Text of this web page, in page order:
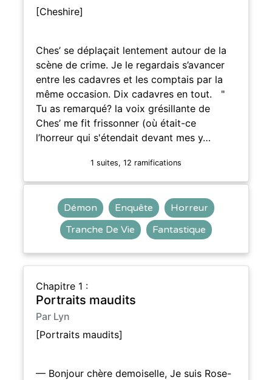
[Cheshire]
Ches’ se déplaçait lentement autour de la
scène de crime. Je le regardais s’avancer
entre les cadavres et les comptais par la
même occasion. Dix cadavres en tout. "
Tu as remarqué? la voix grésillante de
Ches’ me fit frissonner (où était-ce
l’horreur qui s'étendait devant mes y…
1 suites, 12 ramifications
Démon Enquête
Horreur
Tranche De Vie
Fantastique
Chapitre 1 :
Portraits maudits
Par Lyn
[Portraits maudits]
— Bonjour chère demoiselle, Je suis Rose-